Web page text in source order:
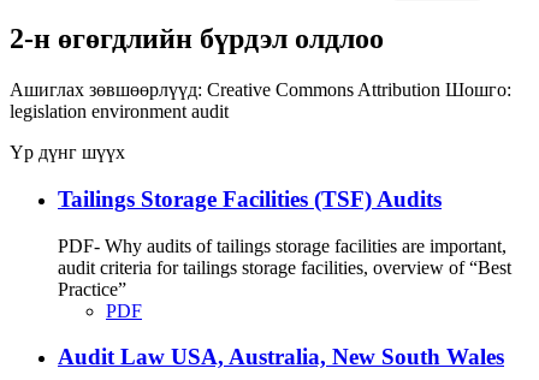
2-н өгөгдлийн бүрдэл олдлоо
Ашиглах зөвшөөрлүүд: Creative Commons Attribution Шошго:
legislation environment audit
Үр дүнг шүүх
Tailings Storage Facilities (TSF) Audits
PDF- Why audits of tailings storage facilities are important,
audit criteria for tailings storage facilities, overview of “Best
Practice”
PDF
Audit Law USA, Australia, New South Wales